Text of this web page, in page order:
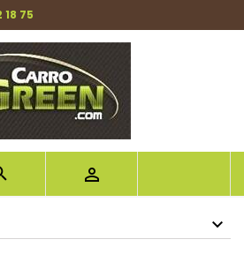
18 75
